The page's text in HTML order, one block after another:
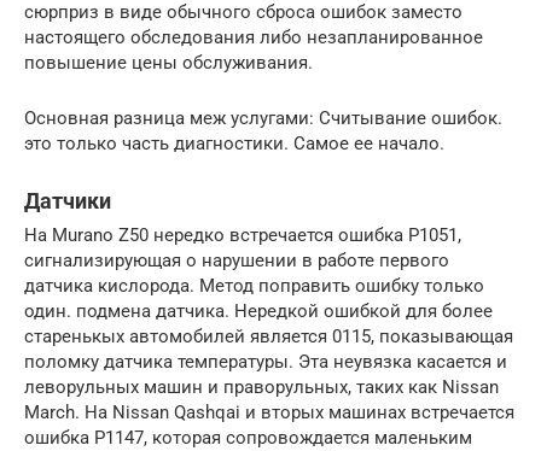
сюрприз в виде обычного сброса ошибок заместо
настоящего обследования либо незапланированное
повышение цены обслуживания.
Основная разница меж услугами: Считывание ошибок.
это только часть диагностики. Самое ее начало.
Датчики
На Murano Z50 нередко встречается ошибка P1051,
сигнализирующая о нарушении в работе первого
датчика кислорода. Метод поправить ошибку только
один. подмена датчика. Нередкой ошибкой для более
старенькых автомобилей является 0115, показывающая
поломку датчика температуры. Эта неувязка касается и
леворульных машин и праворульных, таких как Nissan
March. На Nissan Qashqai и вторых машинах встречается
ошибка P1147, которая сопровождается маленьким